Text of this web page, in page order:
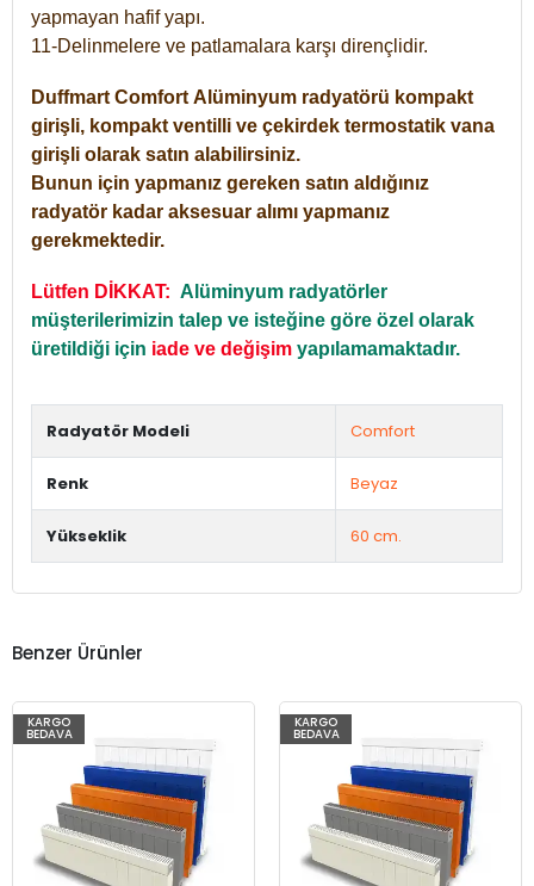
yapmayan hafif yapı.
11-Delinmelere ve patlamalara karşı dirençlidir.
Duffmart Comfort Alüminyum radyatörü kompakt
girişli, kompakt ventilli ve çekirdek termostatik vana
girişli olarak satın alabilirsiniz.
Bunun için yapmanız gereken satın aldığınız
radyatör kadar aksesuar alımı yapmanız
gerekmektedir.
Lütfen DİKKAT: Alüminyum radyatörler
müşterilerimizin talep ve isteğine göre özel olarak
üretildiği için iade ve değişim yapılamamaktadır.
Radyatör Modeli Comfort
Renk Beyaz
Yükseklik 60 cm.
Benzer Ürünler
KARGO
BEDAVA
KARGO
BEDAVA